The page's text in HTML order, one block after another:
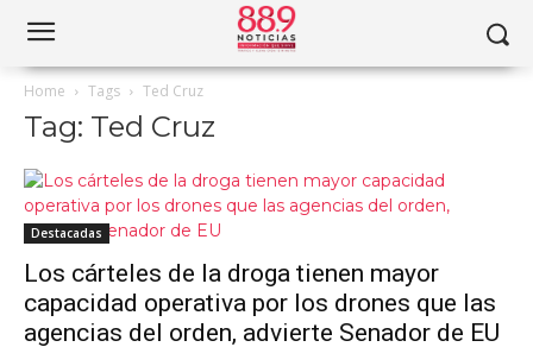
Home Tags Ted Cruz
Tag: Ted Cruz
Destacadas
Los cárteles de la droga tienen mayor
capacidad operativa por los drones que las
agencias del orden, advierte Senador de EU